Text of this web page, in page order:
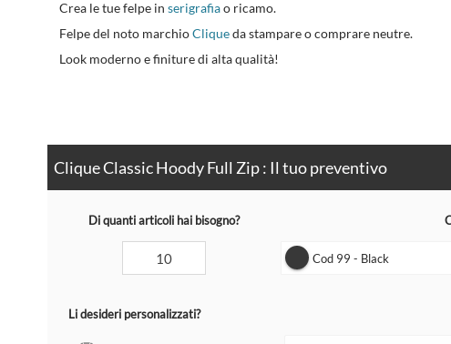
Crea le tue felpe inserigrafiao ricamo.
Felpe del noto marchioCliqueda stampare o comprare neutre.
Look moderno e finiture di alta qualità!
Clique Classic Hoody Full Zip : Il tuo preventivo
Di quanti articoli hai bisogno?
Cod 99 - Black
Li desideri personalizzati?